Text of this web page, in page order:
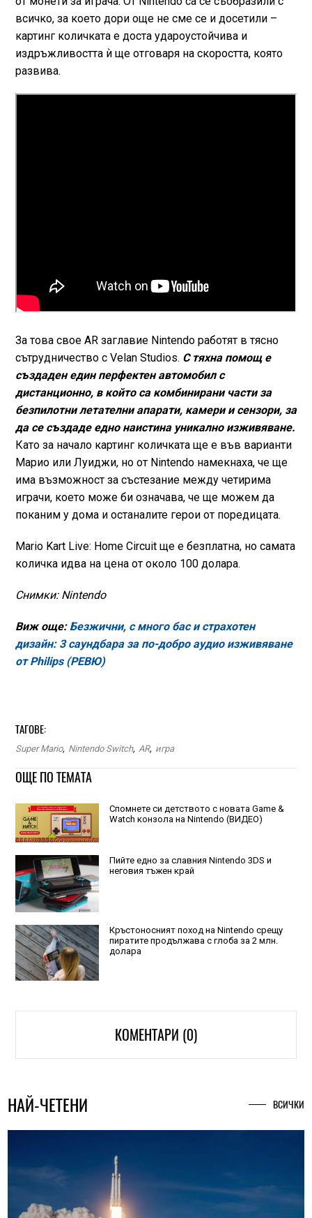
всичко, за което дори още не сме се и досетили –
картинг количката е доста удароустойчива и
издръжливостта ѝ ще отговаря на скоростта, която
развива.
За това свое AR заглавие Nintendo работят в тясно
сътрудничество с Velan Studios. С тяхна помощ е
създаден един перфектен автомобил с
дистанционно, в който са комбинирани части за
безпилотни летателни апарати, камери и сензори, за
да се създаде едно наистина уникално изживяване.
Като за начало картинг количката ще е във варианти
Марио или Луиджи, но от Nintendo намекнаха, че ще
има възможност за състезание между четирима
играчи, което може би означава, че ще можем да
поканим у дома и останалите герои от поредицата.
Mario Kart Live: Home Circuit ще е безплатна, но самата
количка идва на цена от около 100 долара.
Снимки: Nintendo
Виж още:Безжични, с много бас и страхотен
дизайн: 3 саундбара за по-добро аудио изживяване
от Philips (РЕВЮ)
ТАГОВЕ:
Super Mario, Nintendo Switch, AR, игра
ОЩЕ ПО ТЕМАТА
Спомнете си детството с новата Game &
Watch конзола на Nintendo (ВИДЕО)
Пийте едно за славния Nintendo 3DS и
неговия тъжен край
Кръстоносният поход на Nintendo срещу
пиратите продължава с глоба за 2 млн.
долара
КОМЕНТАРИ (0)
НАЙ-ЧЕТЕНИ ВСИЧКИ